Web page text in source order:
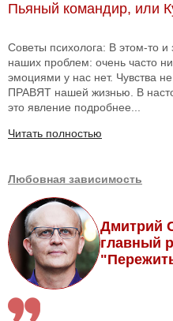
Пьяный командир, или
Советы психолога: В этом-то и
наших проблем: очень часто
эмоциями у нас нет. Чувства
ПРАВЯТ нашей жизнью. В
это явление подробнее...
Читать полностью
Любовная зависимость
Дмитрий
главный